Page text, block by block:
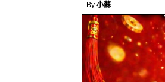
By 小蘇